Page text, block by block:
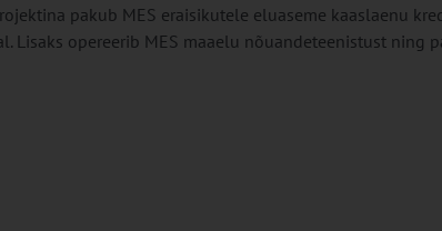
pakub MES eraisikutele eluaseme kaaslaenu
Lisaks opereerib MES maaelu nõuandeteenistust ning